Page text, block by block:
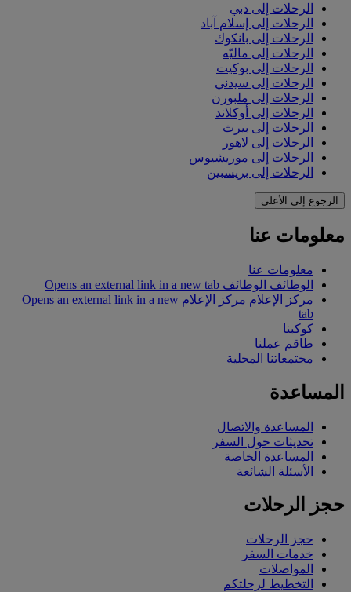
الرحلات إلى دبي
الرحلات إلى إسلام آباد
الرحلات إلى بانكوك
الرحلات إلى ماليّه
الرحلات إلى بوكيت
الرحلات إلى سيدني
الرحلات إلى ملبورن
الرحلات إلى أوكلاند
الرحلات إلى بيرث
الرحلات إلى لاهور
الرحلات إلى موريشيوس
الرحلات إلى بريسبين
الرجوع إلى الأعلى
معلومات عنا
معلومات عنا
الوظائف الوظائف Opens an external link in a new tab
مركز الإعلام
مركز الإعلام Opens an external link in a new
tab
كوكبنا
طاقم عملنا
مجتمعاتنا المحلية
المساعدة
المساعدة والاتصال
تحديثات حول السفر
المساعدة الخاصة
الأسئلة الشائعة
حجز الرحلات
حجز الرحلات
خدمات السفر
المواصلات
التخطيط لرحلتكم